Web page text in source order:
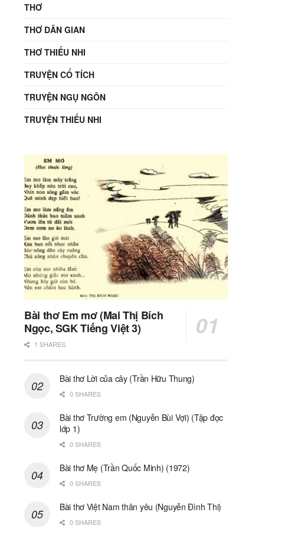
THƠ
THƠ DÂN GIAN
THƠ THIẾU NHI
TRUYỆN CỔ TÍCH
TRUYỆN NGỤ NGÔN
TRUYỆN THIẾU NHI
Bài thơ Em mơ (Mai Thị Bích
Ngọc, SGK Tiếng Việt 3)
1 SHARES
Bài thơ Lời của cây (Trần Hữu Thung)
0 SHARES
Bài thơ Trường em (Nguyễn Bùi Vợi) (Tập đọc
lớp 1)
0 SHARES
Bài thơ Mẹ (Trần Quốc Minh) (1972)
0 SHARES
Bài thơ Việt Nam thân yêu (Nguyễn Đình Thi)
0 SHARES